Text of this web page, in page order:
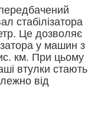
стабілізатора
Це дозволяє
у машин з
км. При цьому
втулки стають
від